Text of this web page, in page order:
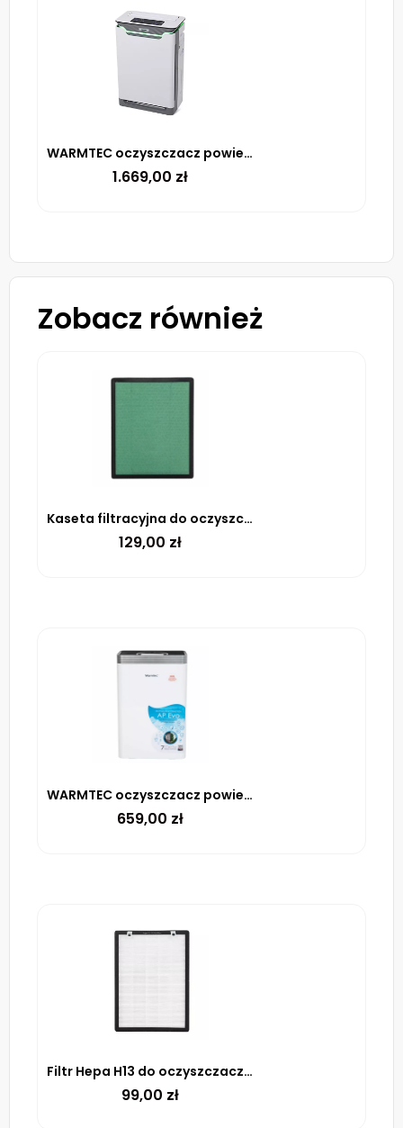
WARMTEC oczyszczacz powietrza AP350W+ z nawilżaczem i Wi-Fi
1.669,00 zł
Zobacz również
Kaseta filtracyjna do oczyszczacza AP Evo WARMTEC
129,00 zł
WARMTEC oczyszczacz powietrza AP Evo
659,00 zł
Filtr Hepa H13 do oczyszczacza AP168W WARMTEC
99,00 zł